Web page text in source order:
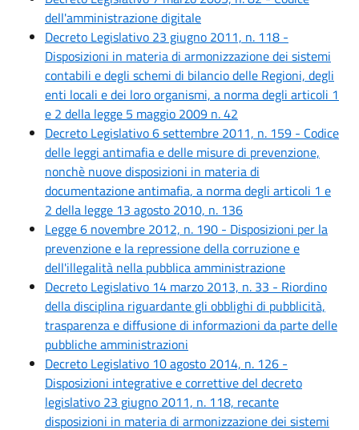
dell'amministrazione digitale
Decreto Legislativo 23 giugno 2011, n. 118 -
Disposizioni in materia di armonizzazione dei sistemi
contabili e degli schemi di bilancio delle Regioni, degli
enti locali e dei loro organismi, a norma degli articoli 1
e 2 della legge 5 maggio 2009 n. 42
Decreto Legislativo 6 settembre 2011, n. 159 - Codice
delle leggi antimafia e delle misure di prevenzione,
nonchè nuove disposizioni in materia di
documentazione antimafia, a norma degli articoli 1 e
2 della legge 13 agosto 2010, n. 136
Legge 6 novembre 2012, n. 190 - Disposizioni per la
prevenzione e la repressione della corruzione e
dell'illegalità nella pubblica amministrazione
Decreto Legislativo 14 marzo 2013, n. 33 - Riordino
della disciplina riguardante gli obblighi di pubblicità,
trasparenza e diffusione di informazioni da parte delle
pubbliche amministrazioni
Decreto Legislativo 10 agosto 2014, n. 126 -
Disposizioni integrative e correttive del decreto
legislativo 23 giugno 2011, n. 118, recante
disposizioni in materia di armonizzazione dei sistemi